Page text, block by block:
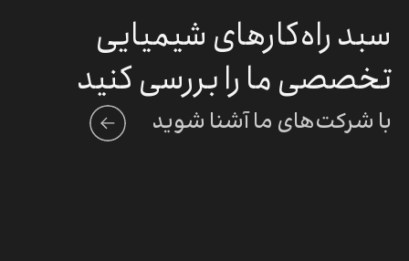
سبد راه‌کارهای شیمیایی
تخصصی ما را بررسی کنید
با شرکت‌های ما آشنا شوید